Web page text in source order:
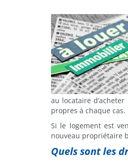
au locataire
propres à chaque cas.
Si le logement est
nouveau propriétaire
Quels sont les